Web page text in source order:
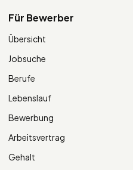
Für Bewerber
Übersicht
Jobsuche
Berufe
Lebenslauf
Bewerbung
Arbeitsvertrag
Gehalt